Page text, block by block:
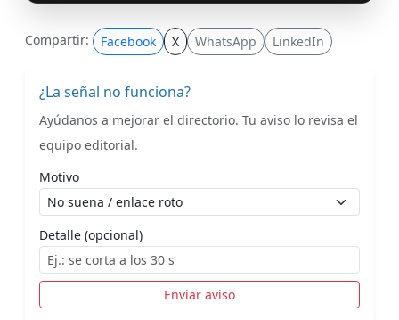
Compartir: Facebook X WhatsApp LinkedIn
¿La señal no funciona?
Ayúdanos a mejorar el directorio. Tu aviso lo revisa el
equipo editorial.
Motivo
Detalle (opcional)
Enviar aviso